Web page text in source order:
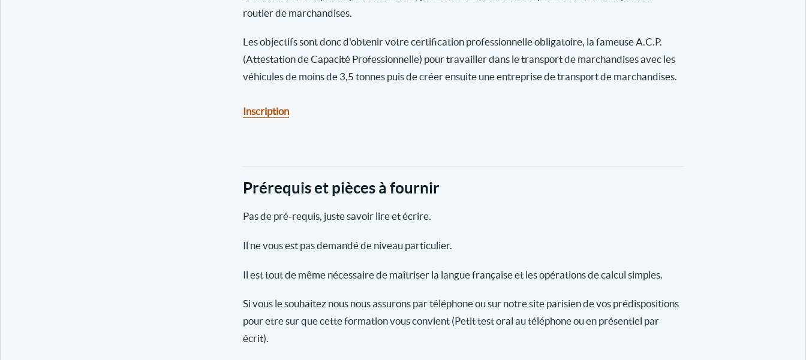
routier de marchandises.
Les objectifs sont donc d'obtenir votre certification professionnelle obligatoire, la fameuse A.C.P.
(Attestation de Capacité Professionnelle) pour travailler dans le transport de marchandises avec les
véhicules de moins de 3,5 tonnes puis de créer ensuite une entreprise de transport de marchandises.
Inscription
Prérequis et pièces à fournir
Pas de pré-requis, juste savoir lire et écrire.
Il ne vous est pas demandé de niveau particulier.
Il est tout de même nécessaire de maîtriser la langue française et les opérations de calcul simples.
Si vous le souhaitez nous nous assurons par téléphone ou sur notre site parisien de vos prédispositions
pour etre sur que cette formation vous convient (Petit test oral au téléphone ou en présentiel par
écrit).